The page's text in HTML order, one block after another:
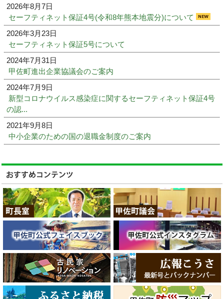
2026年8月7日
セーフティネット保証4号(令和8年熊本地震分)について
2026年3月23日
セーフティネット保証5号について
2024年7月31日
甲佐町進出企業協議会のご案内
2024年7月9日
新型コロナウイルス感染症に関するセーフティネット保証4号
の認...
2021年9月8日
中小企業のための国の退職金制度のご案内